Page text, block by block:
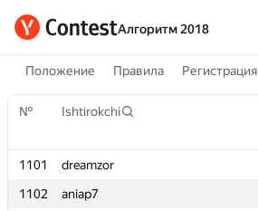
Алгоритм 2018
Положение Правила Регистрация
№ Ishtirokchi
1101 dreamzor
1102
aniap7
№ Ishtirokchi
1101 dreamzor
1102
aniap7